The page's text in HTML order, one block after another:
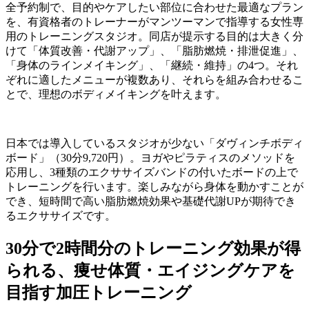
全予約制で、目的やケアしたい部位に合わせた最適なプラン
を、有資格者のトレーナーがマンツーマンで指導する女性専
用のトレーニングスタジオ。同店が提示する目的は大きく分
けて「体質改善・代謝アップ」、「脂肪燃焼・排泄促進」、
「身体のラインメイキング」、「継続・維持」の4つ。それ
ぞれに適したメニューが複数あり、それらを組み合わせるこ
とで、理想のボディメイキングを叶えます。
日本では導入しているスタジオが少ない「ダヴィンチボディ
ボード」（30分9,720円）。ヨガやピラティスのメソッドを
応用し、 3種類のエクササイズバンドの付いたボードの上で
トレーニングを行います。楽しみながら身体を動かすことが
でき、短時間で高い脂肪燃焼効果や基礎代謝UPが期待でき
るエクササイズです。
30分で2時間分のトレーニング効果が得
られる、痩せ体質・エイジングケアを
目指す加圧トレーニング